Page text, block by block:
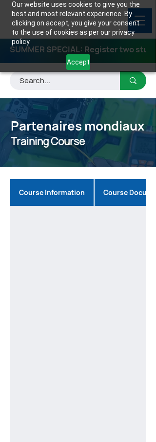
Our website uses cookies to give you the
best and most relevant experience. By
clicking on accept, you give your consent
to the use of cookies as per our privacy
policy.
Accept
SUMMER SPECIAL: Register two
Partenaires mondiaux
Training Course
Course Information Course